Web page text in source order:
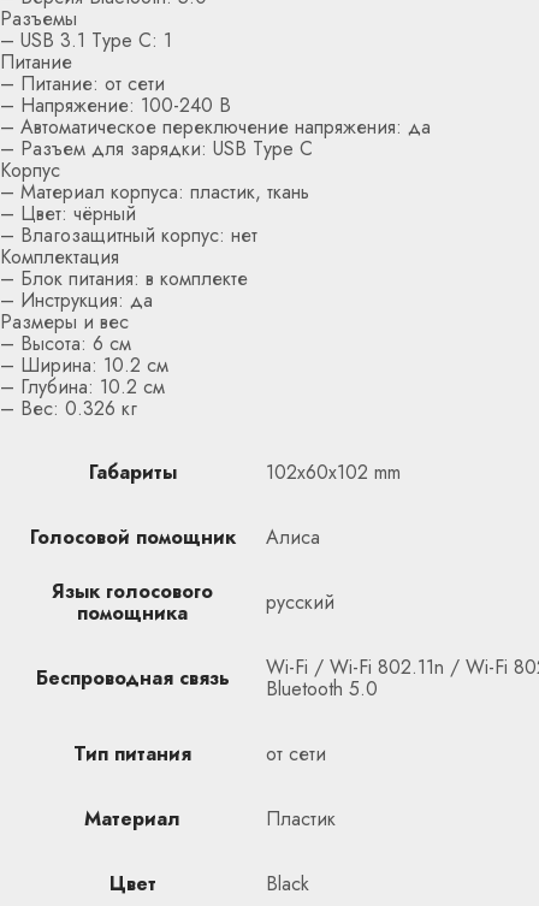
Разъемы
– USB 3.1 Type C: 1
Питание
– Питание: от сети
– Напряжение: 100-240 В
– Автоматическое переключение напряжения: да
– Разъем для зарядки: USB Type C
Корпус
– Материал корпуса: пластик, ткань
– Цвет: чёрный
– Влагозащитный корпус: нет
Комплектация
– Блок питания: в комплекте
– Инструкция: да
Размеры и вес
– Высота: 6 см
– Ширина: 10.2 см
– Глубина: 10.2 см
– Вес: 0.326 кг
Габариты 102x60x102 mm
Голосовой помощник
Алиса
Язык голосового
помощника русский
Беспроводная связь Wi-Fi / Wi-Fi 802.11n / Wi-Fi
Bluetooth 5.0
Тип питания от сети
Материал Пластик
Цвет Black